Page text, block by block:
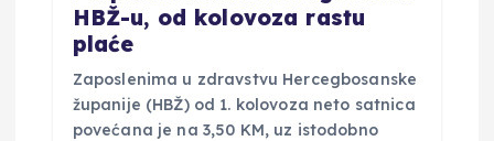
HBŽ-u, od kolovoza rastu
plaće
Zaposlenima u zdravstvu Hercegbosanske
županije (HBŽ) od 1. kolovoza neto satnica
povećana je na 3,50 KM, uz istodobno